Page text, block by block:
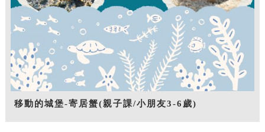
移動的城堡-寄居蟹(親子課/小朋友3-6歲)